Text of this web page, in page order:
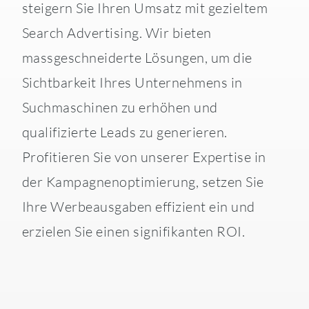
steigern Sie Ihren Umsatz mit gezieltem
Search Advertising. Wir bieten
massgeschneiderte Lösungen, um die
Sichtbarkeit Ihres Unternehmens in
Suchmaschinen zu erhöhen und
qualifizierte Leads zu generieren.
Profitieren Sie von unserer Expertise in
der Kampagnenoptimierung, setzen Sie
Ihre Werbeausgaben effizient ein und
erzielen Sie einen signifikanten ROI.